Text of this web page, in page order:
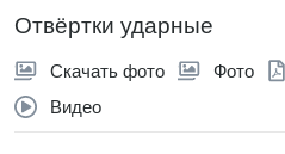
Отвёртки ударные
Скачать фото Фото
Видео